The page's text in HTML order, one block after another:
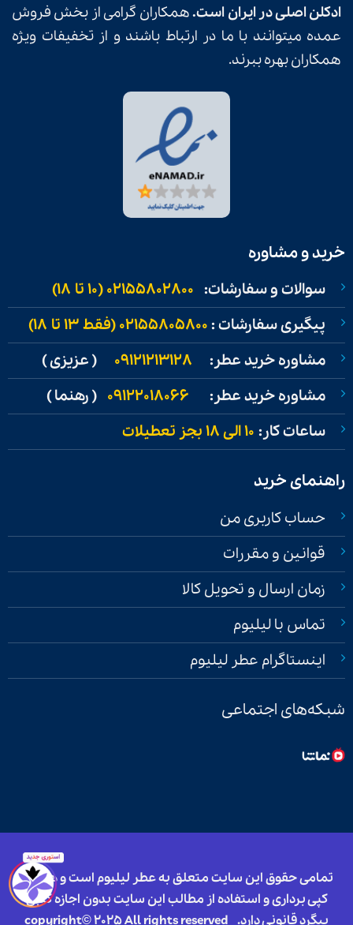
ادکلن اصلی در ایران است.همکاران گرامی از بخش فروش
عمده میتوانند با ما در ارتباط باشند و از تخفیفات ویژه
همکاران بهره ببرند.
خرید و مشاوره
سوالات و سفارشات: 02155802800 (۱۰ تا ۱۸)
پیگیری سفارشات :02155805800 (فقط ۱۳ تا ۱۸)
مشاوره خرید عطر: 09121213128 ( عزیزی )
مشاوره خرید عطر: 09122018066 ( رهنما )
ساعات کار: ۱۰ الی ۱۸ بجز تعطیلات
راهنمای خرید
حساب کاربری من
قوانین و مقررات
زمان ارسال و تحویل کالا
تماس با لیلیوم
اینستاگرام عطر لیلیوم
شبکه‌های اجتماعی
تمامی حقوق این سایت متعلق به عطر لیلیوم است و هرگونه
کپی برداری و استفاده از مطالب این سایت بدون اجازه کتبی
پیگرد قانونی دارد. copyright© 2025 All rights reserved